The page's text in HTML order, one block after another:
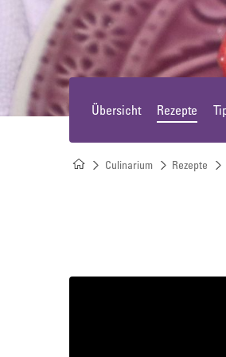
Offeneis
Runde
Süßes
Übersicht Rezepte
Culinarium Rezepte